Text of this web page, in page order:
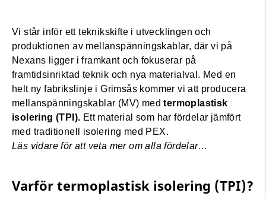
Vi står inför ett teknikskifte i utvecklingen och
produktionen av mellanspänningskablar, där vi på
Nexans ligger i framkant och fokuserar på
framtidsinriktad teknik och nya materialval. Med en
helt ny fabrikslinje i Grimsås kommer vi att producera
mellanspänningskablar (MV) medtermoplastisk
isolering (TPI). Ett material som har fördelar jämfört
med traditionell isolering med PEX.
Läs vidare för att veta mer om alla fördelar…
Varför termoplastisk isolering (TPI)?